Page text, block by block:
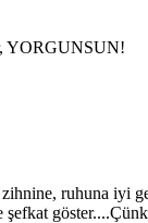
YORGUNSUN!
ruhuna iyi